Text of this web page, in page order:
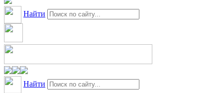
Найти
Найти